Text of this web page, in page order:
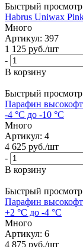
Быстрый просмотр
Habrus Uniwax
Много
Артикул: 397
1 125 руб./шт
-
В корзину
Быстрый просмотр
Парафин
-4 °С до -10 °C
Много
Артикул: 4
4 625 руб./шт
-
В корзину
Быстрый просмотр
Парафин
+2 °С до -4 °C
Много
Артикул: 6
4 875 руб./шт